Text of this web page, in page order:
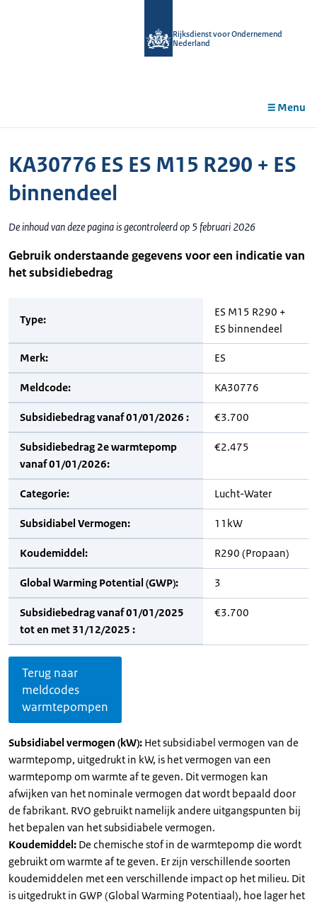
Rijksdienst voor Ondernemend
Nederland
Menu
KA30776 ES ES M15 R290 + ES
binnendeel
De inhoud van deze pagina is gecontroleerd op 5 februari 2026
Gebruik onderstaande gegevens voor een indicatie van
het subsidiebedrag
Type:
ES M15 R290 +
ES binnendeel
Merk: ES
Meldcode: KA30776
Subsidiebedrag vanaf 01/01/2026 : €3.700
Subsidiebedrag 2e warmtepomp
vanaf 01/01/2026:
€2.475
Categorie: Lucht-Water
Subsidiabel Vermogen: 11kW
Koudemiddel: R290 (Propaan)
Global Warming Potential (GWP): 3
Subsidiebedrag vanaf 01/01/2025
tot en met 31/12/2025 :
€3.700
Terug naar
meldcodes
warmtepompen
Subsidiabel vermogen (kW): Het subsidiabel vermogen van de
warmtepomp, uitgedrukt in kW, is het vermogen van een
warmtepomp om warmte af te geven. Dit vermogen kan
afwijken van het nominale vermogen dat wordt bepaald door
de fabrikant. RVO gebruikt namelijk andere uitgangspunten bij
het bepalen van het subsidiabele vermogen.
Koudemiddel: De chemische stof in de warmtepomp die wordt
gebruikt om warmte af te geven. Er zijn verschillende soorten
koudemiddelen met een verschillende impact op het milieu. Dit
is uitgedrukt in GWP (Global Warming Potentiaal), hoe lager het